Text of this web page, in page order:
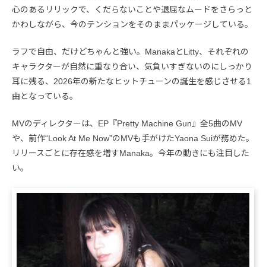
心のあるリリックで、くだらないことや退屈なムードをさらっと
かわしながら、今のテンションをそのままパッケージしている。
ラフで自由、だけどちゃんと強い。ManakaとLitty、それぞれの
キャラクターが自然に重なり合い、気負いすぎないのにしっかり
耳に残る、2026年の新たなヒットチューンの誕生を感じさせる1
曲となっている。
MVのディレクターは、EP『Pretty Machine Gun』全5曲のMV
や、前作“Look At Me Now”のMVも手がけたYaona Suiが務めた。
リリースごとに存在感を増すManaka。今年の動きにも注目した
い。